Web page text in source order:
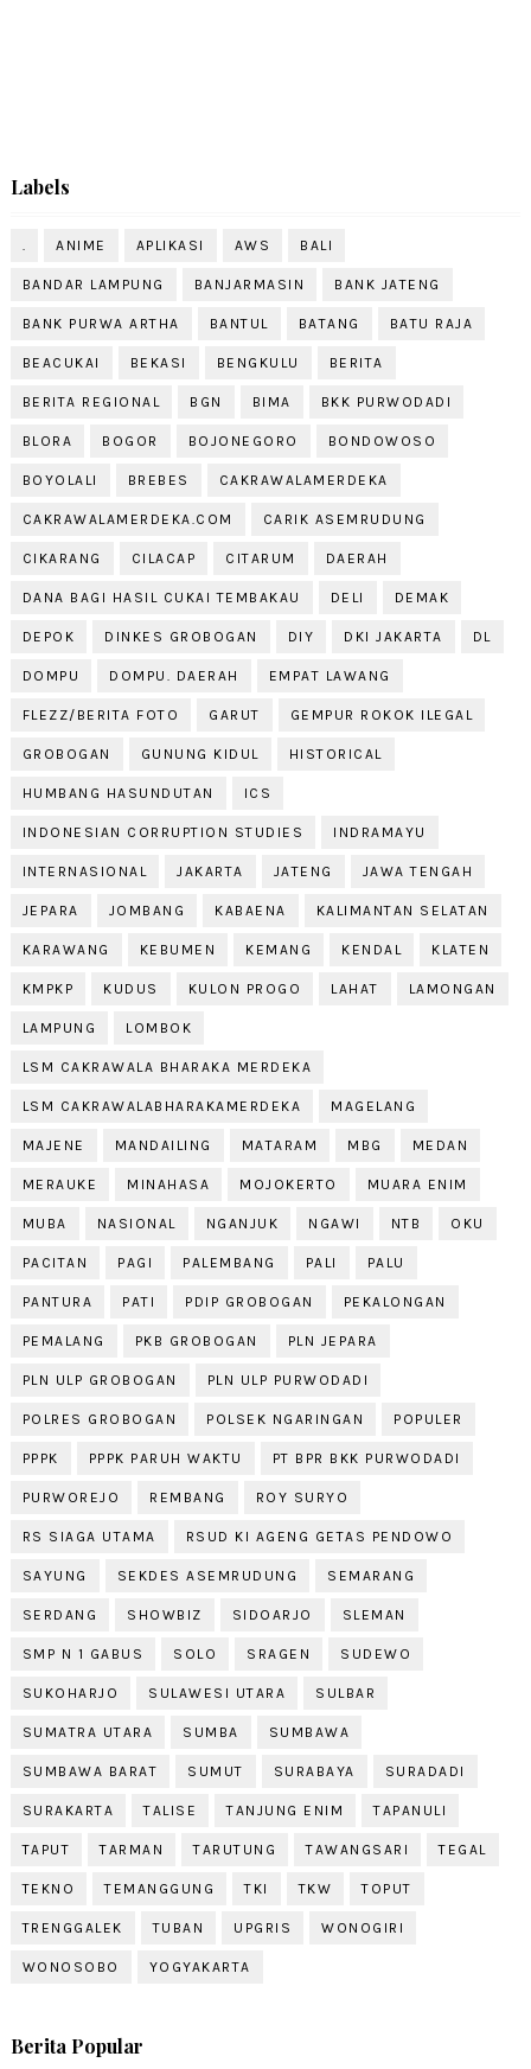
Labels
ANIME APLIKASI AWS BALI
BANDAR LAMPUNG BANJARMASIN BANK JATENG
BANK PURWA ARTHA BANTUL BATANG BATU RAJA
BEACUKAI BEKASI BENGKULU BERITA
BERITA REGIONAL BGN BIMA BKK PURWODADI
BLORA BOGOR BOJONEGORO BONDOWOSO
BOYOLALI BREBES CAKRAWALAMERDEKA
CAKRAWALAMERDEKA.COM CARIK ASEMRUDUNG
CIKARANG CILACAP CITARUM DAERAH
DANA BAGI HASIL CUKAI TEMBAKAU DELI DEMAK
DEPOK DINKES GROBOGAN DIY DKI JAKARTA DL
DOMPU DOMPU. DAERAH EMPAT LAWANG
FLEZZ/BERITA FOTO GARUT GEMPUR ROKOK ILEGAL
GROBOGAN GUNUNG KIDUL HISTORICAL
HUMBANG HASUNDUTAN ICS
INDONESIAN CORRUPTION STUDIES INDRAMAYU
INTERNASIONAL JAKARTA JATENG JAWA TENGAH
JEPARA JOMBANG KABAENA KALIMANTAN SELATAN
KARAWANG KEBUMEN KEMANG KENDAL KLATEN
KMPKP KUDUS KULON PROGO LAHAT LAMONGAN
LAMPUNG LOMBOK
LSM CAKRAWALA BHARAKA MERDEKA
LSM CAKRAWALABHARAKAMERDEKA MAGELANG
MAJENE MANDAILING MATARAM MBG MEDAN
MERAUKE MINAHASA MOJOKERTO MUARA ENIM
MUBA NASIONAL NGANJUK NGAWI NTB OKU
PACITAN PAGI PALEMBANG PALI PALU
PANTURA PATI PDIP GROBOGAN PEKALONGAN
PEMALANG PKB GROBOGAN PLN JEPARA
PLN ULP GROBOGAN PLN ULP PURWODADI
POLRES GROBOGAN POLSEK NGARINGAN POPULER
PPPK PPPK PARUH WAKTU PT BPR BKK PURWODADI
PURWOREJO REMBANG ROY SURYO
RS SIAGA UTAMA RSUD KI AGENG GETAS PENDOWO
SAYUNG SEKDES ASEMRUDUNG SEMARANG
SERDANG SHOWBIZ SIDOARJO SLEMAN
SMP N 1 GABUS SOLO SRAGEN SUDEWO
SUKOHARJO SULAWESI UTARA SULBAR
SUMATRA UTARA SUMBA SUMBAWA
SUMBAWA BARAT SUMUT SURABAYA SURADADI
SURAKARTA TALISE TANJUNG ENIM TAPANULI
TAPUT TARMAN TARUTUNG TAWANGSARI TEGAL
TEKNO TEMANGGUNG TKI TKW TOPUT
TRENGGALEK TUBAN UPGRIS WONOGIRI
WONOSOBO YOGYAKARTA
Berita Popular